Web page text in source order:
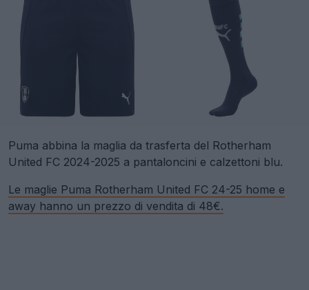
Puma abbina la maglia da trasferta del Rotherham
United FC 2024-2025 a pantaloncini e calzettoni blu.
Le maglie Puma Rotherham United FC 24-25 home e
away hanno un prezzo di vendita di 48€.